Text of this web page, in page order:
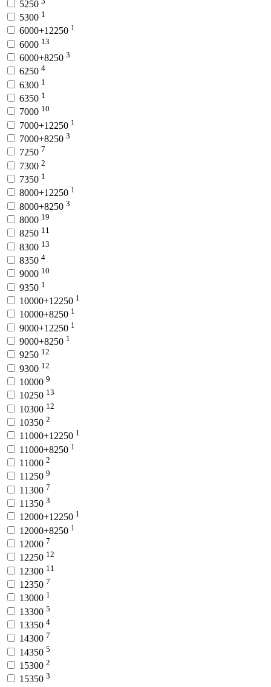
5250
5300 1
6000+12250 1
6000 13
6000+8250 3
6250 4
6300 1
6350 1
7000 10
7000+12250 1
7000+8250 3
7250 7
7300 2
7350 1
8000+12250 1
8000+8250 3
8000 19
8250 11
8300 13
8350 4
9000 10
9350 1
10000+12250 1
10000+8250 1
9000+12250 1
9000+8250 1
9250 12
9300 12
10000 9
10250 13
10300 12
10350 2
11000+12250 1
11000+8250 1
11000 2
11250 9
11300 7
11350 3
12000+12250 1
12000+8250 1
12000 7
12250 12
12300 11
12350 7
13000 1
13300 5
13350 4
14300 7
14350 5
15300 2
15350 3